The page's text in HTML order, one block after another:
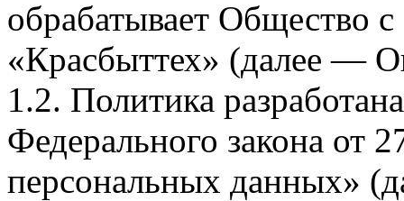
обрабатывает Общество
«Красбыттех» (далее —
1.2. Политика
Федерального закона
персональных данных»